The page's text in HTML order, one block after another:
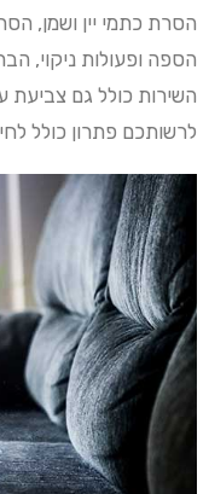
הסרת כתמי יין ושמן,
הספה ופעולות ניקוי,
השירות כולל גם צביעת
לרשותכם פתרון כולל